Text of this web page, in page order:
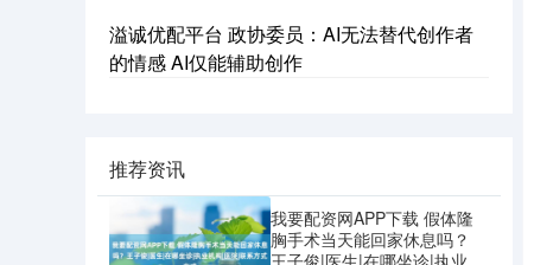
溢诚优配平台 政协委员：AI无法替代创作者
的情感 AI仅能辅助创作
推荐资讯
我要配资网APP下载 假体隆
胸手术当天能回家休息吗？